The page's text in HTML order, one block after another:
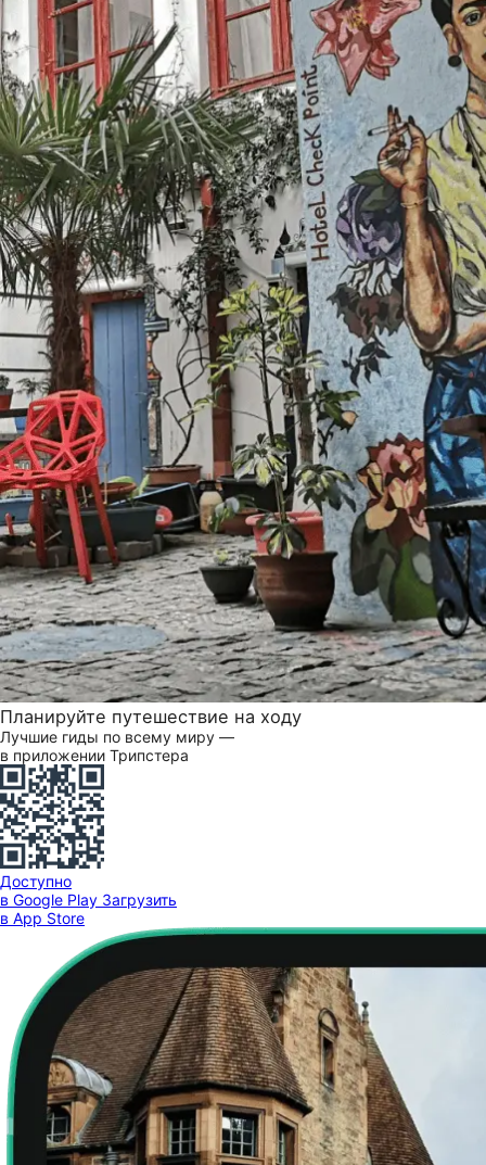
Планируйте путешествие на ходу
Лучшие гиды по всему миру —
в приложении Трипстера
Доступно
в Google Play Загрузить
в App Store